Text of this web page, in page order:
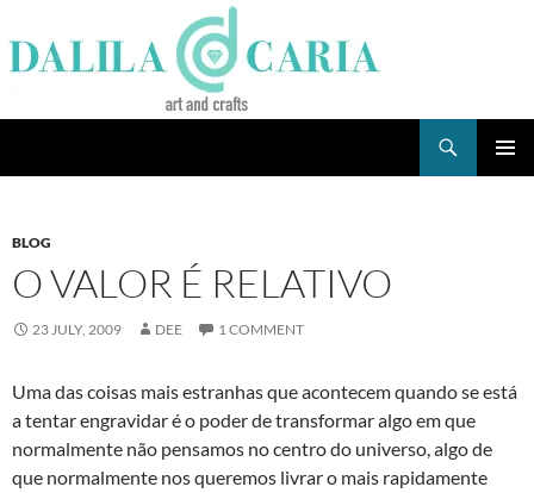
to
content
BLOG
O VALOR É RELATIVO
23 JULY, 2009 DEE 1 COMMENT
Uma das coisas mais estranhas que acontecem quando se está
a tentar engravidar é o poder de transformar algo em que
normalmente não pensamos no centro do universo, algo de
que normalmente nos queremos livrar o mais rapidamente